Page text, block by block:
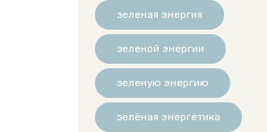
зеленая энергия
зеленой энергии
зеленую энергию
зелёная энергетика